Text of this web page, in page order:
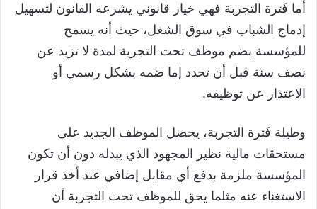
أما فَترة التجربة فهي خيار قانوني يشرعه القانون لتسهيل
إدماج الشباب في سوق الشغل، حيث أنه يسمح
للمؤسسة بضم موظف تحت التجرية لمدة لا تزيد عن
نصف سنة قبل أن تحدد إما ضمه بشكل رسمي أو
الاعتذار عن توظيفه.
وطيلة فَترة التجربة، يحصل الموظف الجديد على
مستحقات مالية نظير المجهود الذي يبدله دون أن تكون
المؤسسة ملزمة بدفع أي مقابل إضافي عند أخذ قرار
الاستغناء عنه مثلما يحق للموظف تحت التجربة أن